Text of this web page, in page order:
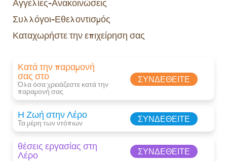
Αγγελίες-Ανακοινώσεις
Συλλόγοι-Εθελοντισμός
Καταχωρήστε την επιχείρηση σας
Κατά την παραμονή
σας στο
Όλα όσα χρειάζεστε κατά την
παραμονή σας​
ΣΥΝΔΕΘΕΊΤΕ
Η Ζωή στην Λέρο
Τα μέρη των ντόπιων ΣΥΝΔΕΘΕΊΤΕ
θέσεις εργασίας στη
Λέρο ΣΥΝΔΕΘΕΊΤΕ